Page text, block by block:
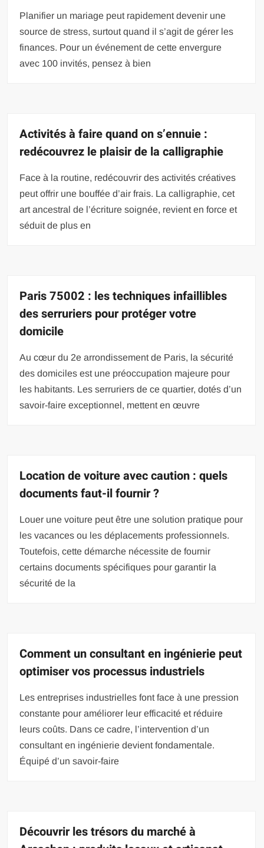
Planifier un mariage peut rapidement devenir une
source de stress, surtout quand il s’agit de gérer les
finances. Pour un événement de cette envergure
avec 100 invités, pensez à bien
Activités à faire quand on s’ennuie :
redécouvrez le plaisir de la calligraphie
Face à la routine, redécouvrir des activités créatives
peut offrir une bouffée d’air frais. La calligraphie, cet
art ancestral de l’écriture soignée, revient en force et
séduit de plus en
Paris 75002 : les techniques infaillibles
des serruriers pour protéger votre
domicile
Au cœur du 2e arrondissement de Paris, la sécurité
des domiciles est une préoccupation majeure pour
les habitants. Les serruriers de ce quartier, dotés d’un
savoir-faire exceptionnel, mettent en œuvre
Location de voiture avec caution : quels
documents faut-il fournir ?
Louer une voiture peut être une solution pratique pour
les vacances ou les déplacements professionnels.
Toutefois, cette démarche nécessite de fournir
certains documents spécifiques pour garantir la
sécurité de la
Comment un consultant en ingénierie peut
optimiser vos processus industriels
Les entreprises industrielles font face à une pression
constante pour améliorer leur efficacité et réduire
leurs coûts. Dans ce cadre, l’intervention d’un
consultant en ingénierie devient fondamentale.
Équipé d’un savoir-faire
Découvrir les trésors du marché à